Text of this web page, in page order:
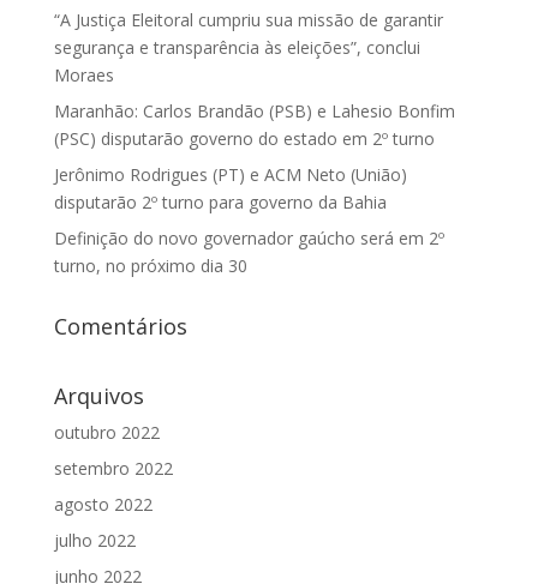
“A Justiça Eleitoral cumpriu sua missão de garantir
segurança e transparência às eleições”, conclui
Moraes
Maranhão: Carlos Brandão (PSB) e Lahesio Bonfim
(PSC) disputarão governo do estado em 2º turno
Jerônimo Rodrigues (PT) e ACM Neto (União)
disputarão 2º turno para governo da Bahia
Definição do novo governador gaúcho será em 2º
turno, no próximo dia 30
Comentários
Arquivos
outubro 2022
setembro 2022
agosto 2022
julho 2022
junho 2022